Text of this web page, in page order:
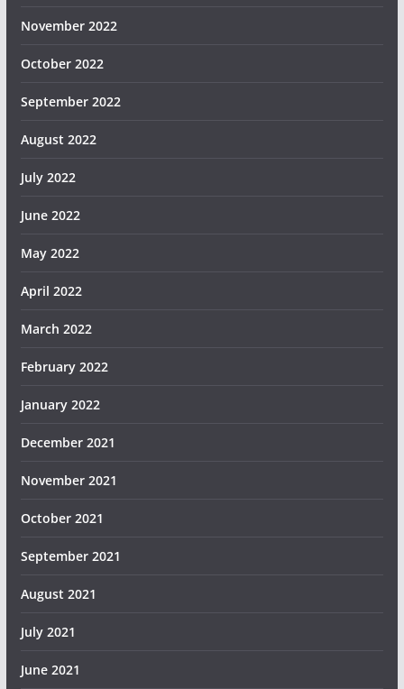
November 2022
October 2022
September 2022
August 2022
July 2022
June 2022
May 2022
April 2022
March 2022
February 2022
January 2022
December 2021
November 2021
October 2021
September 2021
August 2021
July 2021
June 2021